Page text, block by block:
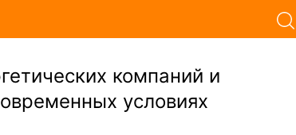
компаний и
условиях